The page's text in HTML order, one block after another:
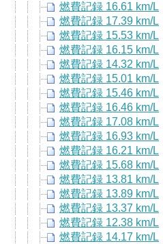
燃費記録 16.61 km/L
燃費記録 17.39 km/L
燃費記録 15.53 km/L
燃費記録 16.15 km/L
燃費記録 14.32 km/L
燃費記録 15.01 km/L
燃費記録 15.46 km/L
燃費記録 16.46 km/L
燃費記録 17.08 km/L
燃費記録 16.93 km/L
燃費記録 16.21 km/L
燃費記録 15.68 km/L
燃費記録 13.81 km/L
燃費記録 13.89 km/L
燃費記録 13.37 km/L
燃費記録 12.38 km/L
燃費記録 14.17 km/L